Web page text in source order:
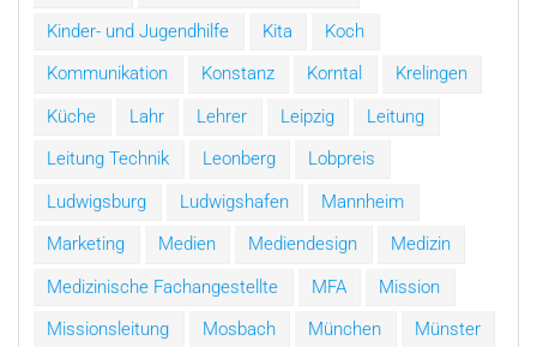
Kinder- und Jugendhilfe Kita
Koch
Kommunikation
Konstanz Korntal
Krelingen
Küche
Lahr Lehrer Leipzig
Leitung
Leitung Technik
Leonberg
Lobpreis
Ludwigsburg
Ludwigshafen
Mannheim
Marketing
Medien Mediendesign
Medizin
Medizinische Fachangestellte
MFA
Mission
Missionsleitung
Mosbach München
Münster